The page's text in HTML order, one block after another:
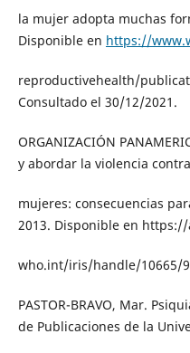
la mujer adopta muchas
Disponible en https://
reproductivehealth/
Consultado el 30/12/2021.
ORGANIZACIÓN
y abordar la violencia
mujeres: consecuencias
2013. Disponible en
who.int/iris/handle/10665/
PASTOR-BRAVO, Mar.
de Publicaciones de la